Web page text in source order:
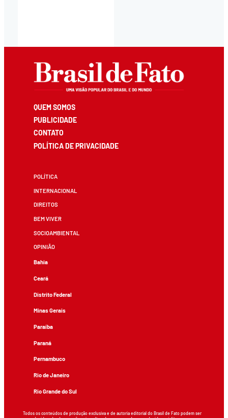
QUEM SOMOS
PUBLICIDADE
CONTATO
POLÍTICA DE PRIVACIDADE
POLÍTICA
INTERNACIONAL
DIREITOS
BEM VIVER
SOCIOAMBIENTAL
OPINIÃO
Bahia
Ceará
Distrito Federal
Minas Gerais
Paraíba
Paraná
Pernambuco
Rio de Janeiro
Rio Grande do Sul
Todos os conteúdos de produção exclusiva e de autoria editorial do Brasil de Fato podem ser